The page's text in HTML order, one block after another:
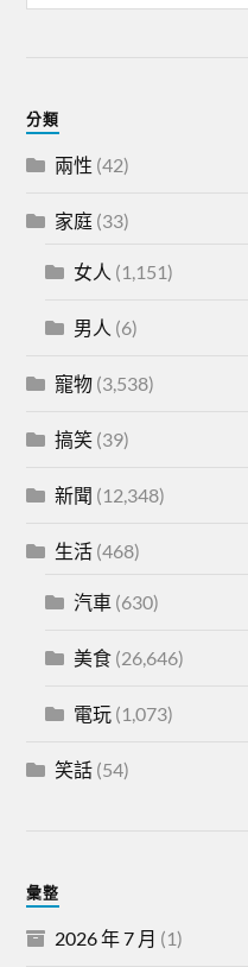
分類
兩性 (42)
家庭 (33)
女人 (1,151)
男人 (6)
寵物 (3,538)
搞笑 (39)
新聞 (12,348)
生活 (468)
汽車 (630)
美食 (26,646)
電玩 (1,073)
笑話 (54)
彙整
2026 年 7 月 (1)